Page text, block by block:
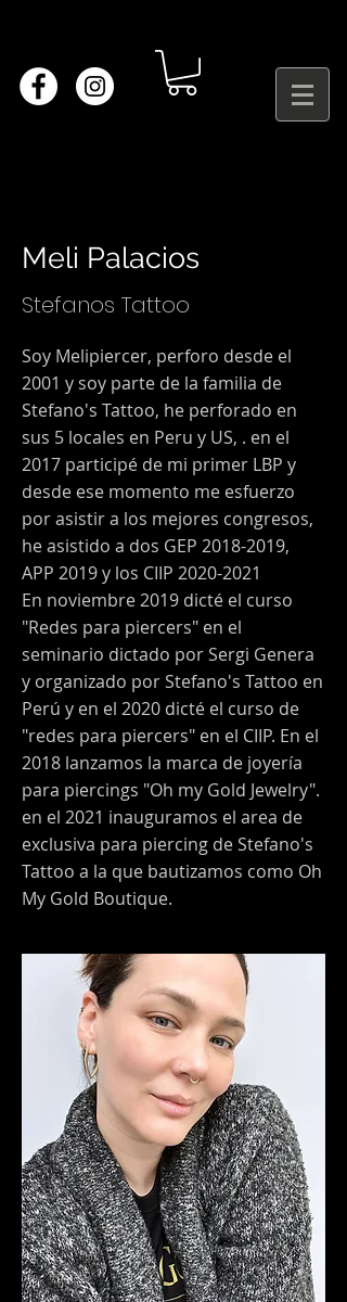
Meli Palacios
Stefanos Tattoo
Soy Melipiercer, perforo desde el
2001 y soy parte de la familia de
Stefano's Tattoo, he perforado en
sus 5 locales en Peru y US, . en el
2017 participé de mi primer LBP y
desde ese momento me esfuerzo
por asistir a los mejores congresos,
he asistido a dos GEP 2018-2019,
APP 2019 y los CIIP 2020-2021
En noviembre 2019 dicté el curso
"Redes para piercers" en el
seminario dictado por Sergi Genera
y organizado por Stefano's Tattoo en
Perú y en el 2020 dicté el curso de
"redes para piercers" en el CIIP. En el
2018 lanzamos la marca de joyería
para piercings "Oh my Gold Jewelry".
en el 2021 inauguramos el area de
exclusiva para piercing de Stefano's
Tattoo a la que bautizamos como Oh
My Gold Boutique.